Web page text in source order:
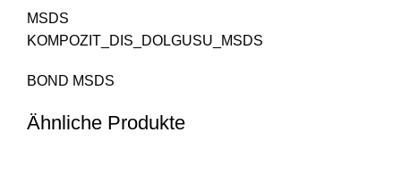
MSDS
KOMPOZIT_DIS_DOLGUSU_MSDS
BOND MSDS
Ähnliche Produkte